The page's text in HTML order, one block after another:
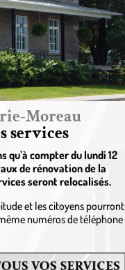
Moreau
services
qu’à compter du lundi 12
de rénovation de la
seront relocalisés.
et les citoyens pourront
numéros de téléphone